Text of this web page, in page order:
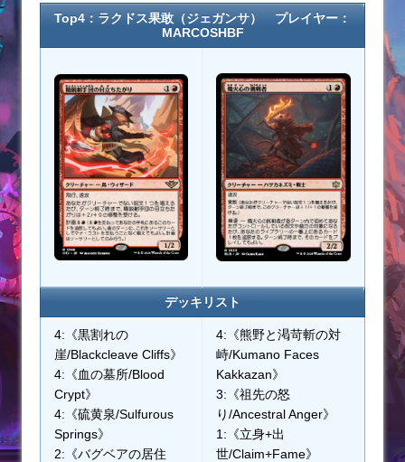
Top4：ラクドス果敢（ジェガンサ） プレイヤー：
MARCOSHBF
デッキリスト
4:《黒割れの
崖/Blackcleave Cliffs》
4:《血の墓所/Blood
Crypt》
4:《硫黄泉/Sulfurous
Springs》
2:《バグベアの居住
4:《熊野と渇苛斬の対
峙/Kumano Faces
Kakkazan》
3:《祖先の怒
り/Ancestral Anger》
1:《立身+出
世/Claim+Fame》